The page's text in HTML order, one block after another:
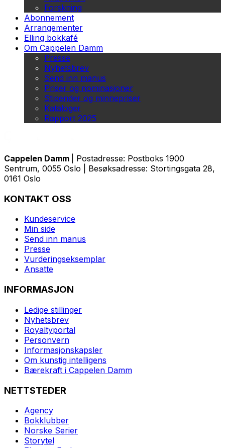
Forskning
Abonnement
Arrangementer
Elling bokkafé
Om Cappelen Damm
Presse
Nyhetsbrev
Send inn manus
Priser og nominasjoner
Stipender og minnepriser
Kataloger
Rapport 2025
Cappelen Damm
| Postadresse: Postboks 1900
Sentrum, 0055 Oslo | Besøksadresse: Stortingsgata 28,
0161 Oslo
KONTAKT OSS
Kundeservice
Min side
Send inn manus
Presse
Vurderingseksemplar
Ansatte
INFORMASJON
Ledige stillinger
Nyhetsbrev
Royaltyportal
Personvern
Informasjonskapsler
Om kunstig intelligens
Bærekraft i Cappelen Damm
NETTSTEDER
Agency
Bokklubber
Norske Serier
Storytel